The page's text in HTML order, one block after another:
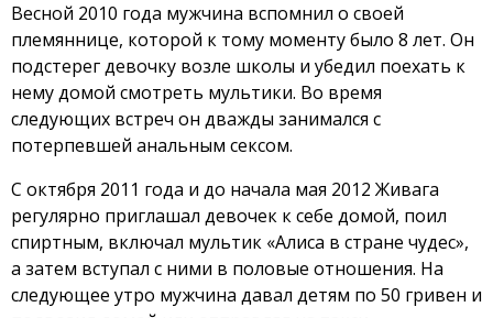
Весной 2010 года мужчина вспомнил о своей
племяннице, которой к тому моменту было 8 лет. Он
подстерег девочку возле школы и убедил поехать к
нему домой смотреть мультики. Во время
следующих встреч он дважды занимался с
потерпевшей анальным сексом.
С октября 2011 года и до начала мая 2012 Живага
регулярно приглашал девочек к себе домой, поил
спиртным, включал мультик «Алиса в стране чудес»,
а затем вступал с ними в половые отношения. На
следующее утро мужчина давал детям по 50 гривен и